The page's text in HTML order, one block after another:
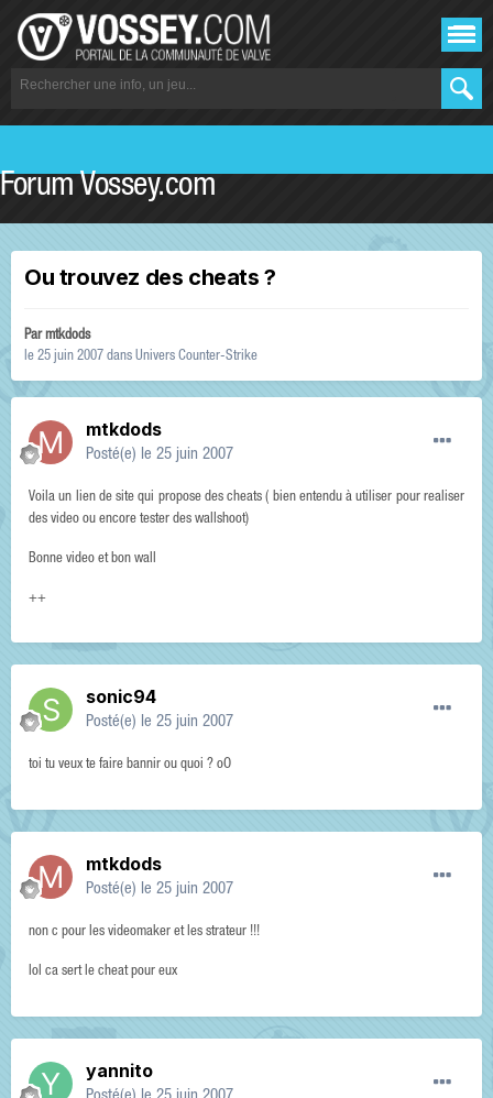
Forum Vossey.com
Ou trouvez des cheats ?
Parmtkdods
le 25 juin 2007 dans Univers Counter-Strike
mtkdods
Posté(e) le 25 juin 2007
Voila un lien de site qui propose des cheats ( bien entendu à utiliser pour realiser
des video ou encore tester des wallshoot)
Bonne video et bon wall
++
sonic94
Posté(e) le 25 juin 2007
toi tu veux te faire bannir ou quoi ? oO
mtkdods
Posté(e) le 25 juin 2007
non c pour les videomaker et les strateur !!!
lol ca sert le cheat pour eux
yannito